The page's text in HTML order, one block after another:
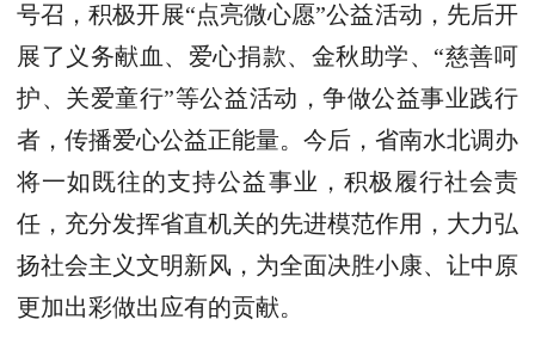
号召，积极开展“点亮微心愿”公益活动，先后开
展了义务献血、爱心捐款、金秋助学、“慈善呵
护、关爱童行”等公益活动，争做公益事业践行
者，传播爱心公益正能量。今后，省南水北调办
将一如既往的支持公益事业，积极履行社会责
任，充分发挥省直机关的先进模范作用，大力弘
扬社会主义文明新风，为全面决胜小康、让中原
更加出彩做出应有的贡献。